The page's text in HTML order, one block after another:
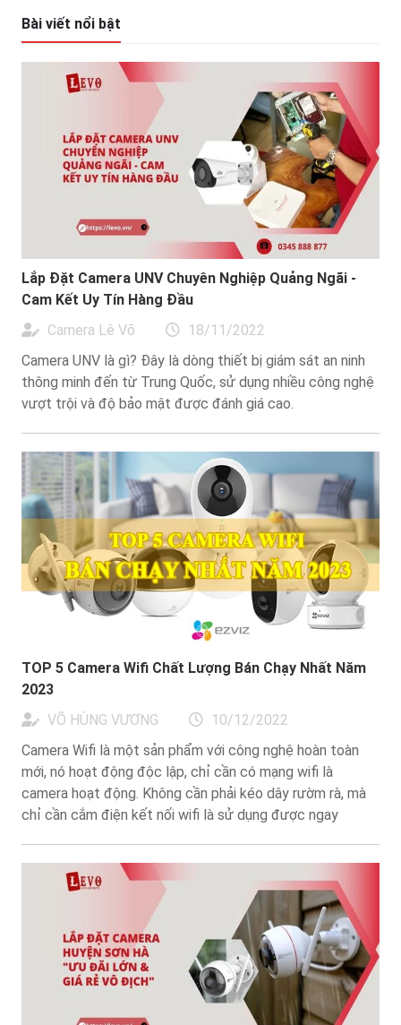
Bài viết nổi bật
Lắp Đặt Camera UNV Chuyên Nghiệp Quảng Ngãi -
Cam Kết Uy Tín Hàng Đầu
Camera Lê Võ
18/11/2022
Camera UNV là gì? Đây là dòng thiết bị giám sát an ninh
thông minh đến từ Trung Quốc, sử dụng nhiều công nghệ
vượt trội và độ bảo mật được đánh giá cao.
TOP 5 Camera Wifi Chất Lượng Bán Chạy Nhất Năm
2023
VÕ HÙNG VƯƠNG
10/12/2022
Camera Wifi là một sản phẩm với công nghệ hoàn toàn
mới, nó hoạt động độc lập, chỉ cần có mạng wifi là
camera hoạt động. Không cần phải kéo dây rườm rà, mà
chỉ cần cắm điện kết nối wifi là sử dụng được ngay